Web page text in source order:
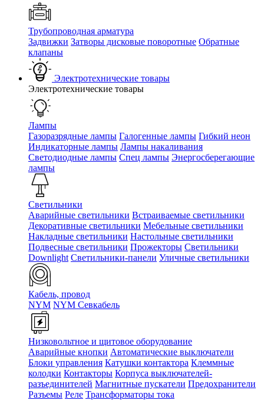
Трубопроводная арматура
Задвижки Затворы дисковые поворотные Обратные
клапаны
Электротехнические товары
Электротехнические товары
Лампы
Газоразрядные лампы Галогенные лампы Гибкий неон
Индикаторные лампы Лампы накаливания
Светодиодные лампы Спец лампы Энергосберегающие
лампы
Светильники
Аварийные светильники Встраиваемые светильники
Декоративные светильники Мебельные светильники
Накладные светильники Настольные светильники
Подвесные светильники Прожекторы Светильники
Downlight Светильники-панели Уличные светильники
Кабель, провод
NYM NYM Севкабель
Низковольтное и щитовое оборудование
Аварийные кнопки Автоматические выключатели
Блоки управления Катушки контактора Клеммные
колодки Контакторы Корпуса выключателей-
разъединителей Магнитные пускатели Предохранители
Разъемы Реле Трансформаторы тока